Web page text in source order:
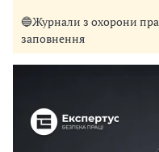
🔵Журнали з охорони
заповнення